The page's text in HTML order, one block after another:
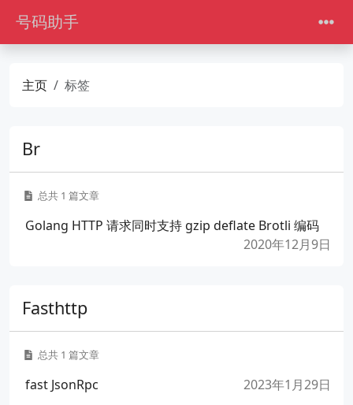
号码助手
主页 标签
Br
总共 1 篇文章
Golang HTTP 请求同时支持 gzip deflate Brotli 编码
2020年12月9日
Fasthttp
总共 1 篇文章
fast JsonRpc 2023年1月29日